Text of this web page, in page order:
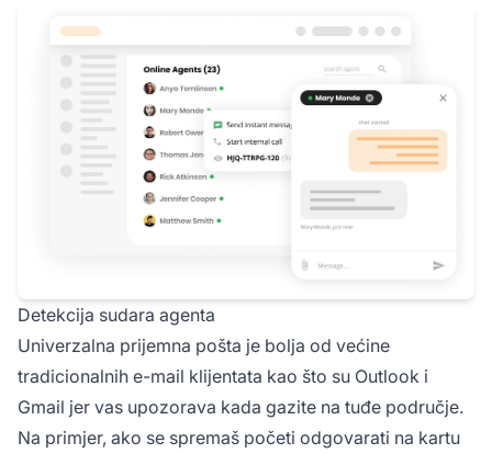
Detekcija sudara agenta
Univerzalna prijemna pošta je bolja od većine
tradicionalnih e-mail klijentata kao što su Outlook i
Gmail jer vas upozorava kada gazite na tuđe područje.
Na primjer, ako se spremaš početi odgovarati na kartu